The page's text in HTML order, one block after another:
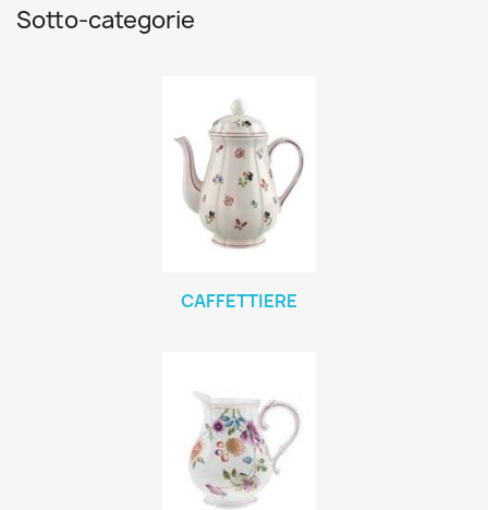
Sotto-categorie
CAFFETTIERE